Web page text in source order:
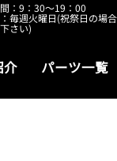
：9：30～19：00
毎週火曜日(祝祭日の場
さい)
介 パーツ一覧